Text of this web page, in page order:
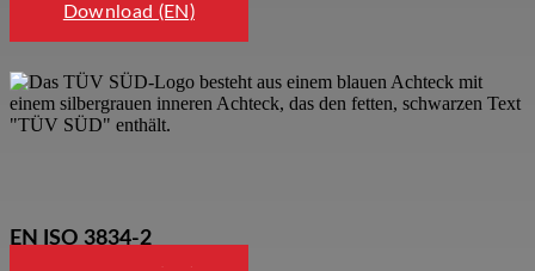
Download (EN)
EN ISO 3834-2